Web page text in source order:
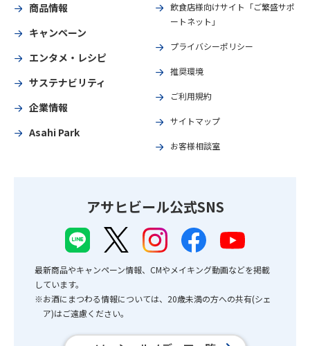
商品情報
キャンペーン
エンタメ・レシピ
サステナビリティ
企業情報
Asahi Park
飲食店様向けサイト「ご繁盛サポ
ートネット」
プライバシーポリシー
推奨環境
ご利用規約
サイトマップ
お客様相談室
アサヒビール公式SNS
最新商品やキャンペーン情報、CMやメイキング動画などを掲載
しています。
※お酒にまつわる情報については、20歳未満の方への共有(シェ
ア)はご遠慮ください。